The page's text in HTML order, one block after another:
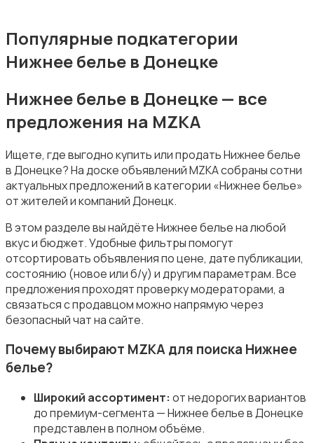
Комбинезоны
Купальники
Нижнее белье
Обувь
Популярные подкатегории
Нижнее белье в Донецке
Нижнее белье в Донецке — все
предложения на MZKA
Ищете, где выгодно купить или продать Нижнее белье
в Донецке? На доске объявлений MZKA собраны сотни
актуальных предложений в категории «Нижнее белье»
от жителей и компаний Донецк.
В этом разделе вы найдёте Нижнее белье на любой
вкус и бюджет. Удобные фильтры помогут
отсортировать объявления по цене, дате публикации,
состоянию (новое или б/у) и другим параметрам. Все
предложения проходят проверку модераторами, а
связаться с продавцом можно напрямую через
безопасный чат на сайте.
Почему выбирают MZKA для поиска Нижнее
белье?
Широкий ассортимент: от недорогих вариантов
до премиум-сегмента — Нижнее белье в Донецке
представлен в полном объёме.